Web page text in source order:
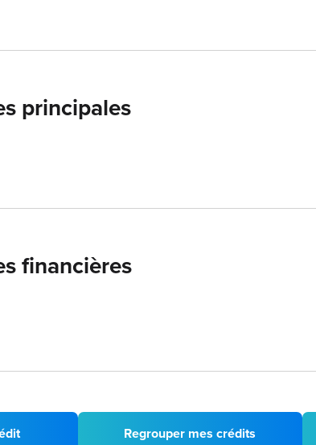
principales
financières
Regrouper mes crédits